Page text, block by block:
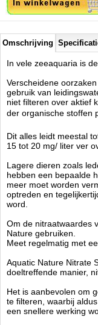
Nitrate Stop M is niet
zoetwater.
Verkrijgbaar in 300ml en
Aquatic Nature
Model:AN-07576
Product ID:
4.7156 13.92 13.92
New
Omschrijving
In vele zeeaquaria is
Verscheidene
gebruik van
niet filteren over aktief
der organische stoffen
Dit alles leidt meestal
15 tot 20 mg/ liter ver
Lagere dieren zoals
hebben een bepaalde
meer moet worden
optreden en
word.
Om de nitraatwaardes
Nature gebruiken.
Meet regelmatig met
Aquatic Nature Nitrate
doeltreffende manier,
Het is aanbevolen om
te filteren, waarbij
een snellere werking